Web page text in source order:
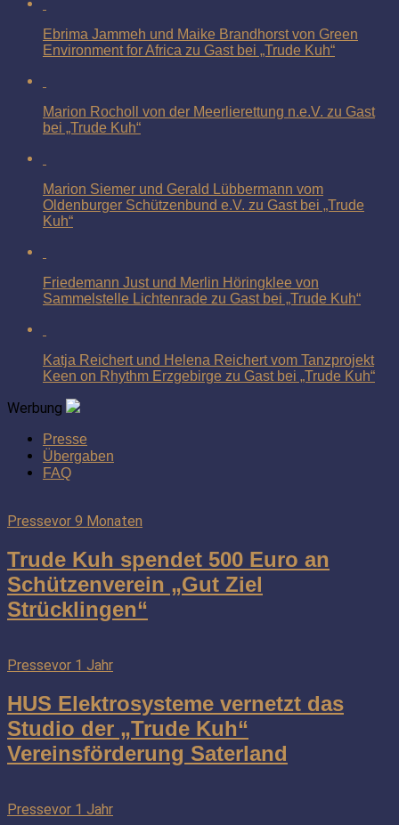
Ebrima Jammeh und Maike Brandhorst von Green
Environment for Africa zu Gast bei „Trude Kuh“
Marion Rocholl von der Meerlierettung n.e.V. zu Gast
bei „Trude Kuh“
Marion Siemer und Gerald Lübbermann vom
Oldenburger Schützenbund e.V. zu Gast bei „Trude
Kuh“
Friedemann Just und Merlin Höringklee von
Sammelstelle Lichtenrade zu Gast bei „Trude Kuh“
Katja Reichert und Helena Reichert vom Tanzprojekt
Keen on Rhythm Erzgebirge zu Gast bei „Trude Kuh“
Werbung
Presse
Übergaben
FAQ
Pressevor 9 Monaten
Trude Kuh spendet 500 Euro an
Schützenverein „Gut Ziel
Strücklingen“
Pressevor 1 Jahr
HUS Elektrosysteme vernetzt das
Studio der „Trude Kuh“
Vereinsförderung Saterland
Pressevor 1 Jahr